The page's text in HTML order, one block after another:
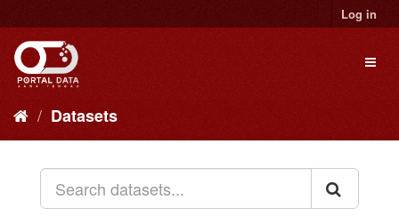
to
content
Log in
Datasets